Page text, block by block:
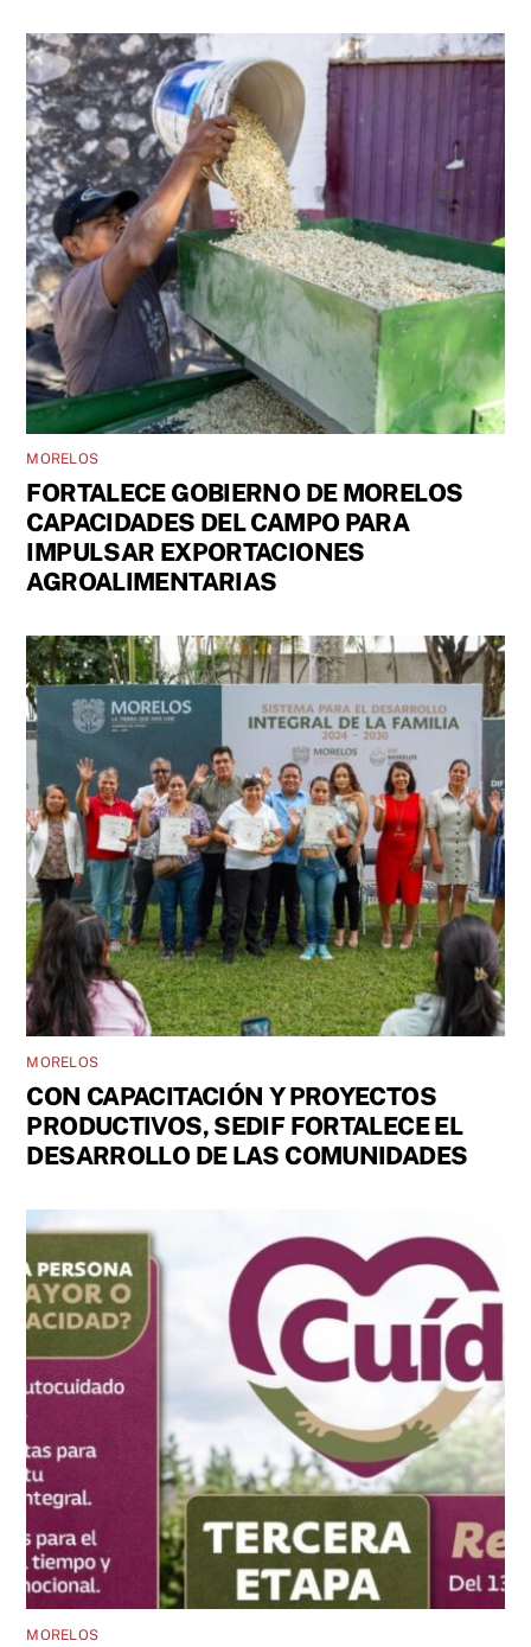
MORELOS
FORTALECE GOBIERNO DE MORELOS
CAPACIDADES DEL CAMPO PARA
IMPULSAR EXPORTACIONES
AGROALIMENTARIAS
MORELOS
CON CAPACITACIÓN Y PROYECTOS
PRODUCTIVOS, SEDIF FORTALECE EL
DESARROLLO DE LAS COMUNIDADES
MORELOS